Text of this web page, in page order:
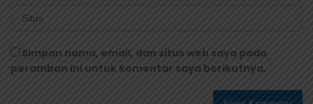
Simpan nama, email, dan situs web saya pada
peramban ini untuk komentar saya berikutnya.